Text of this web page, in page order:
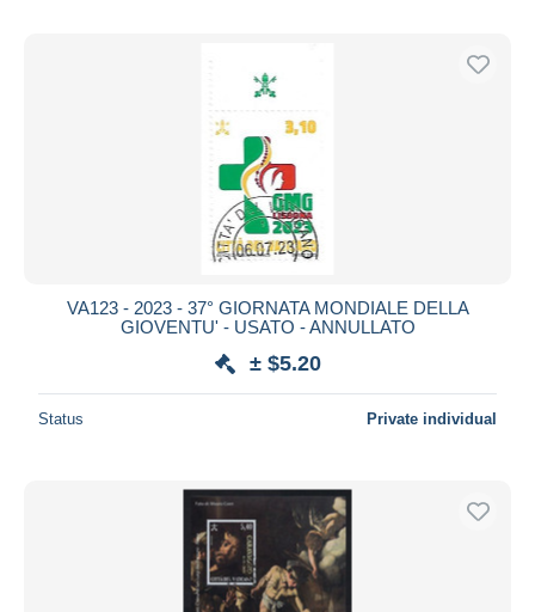
VA123 - 2023 - 37° GIORNATA MONDIALE DELLA
GIOVENTU' - USATO - ANNULLATO
± $5.20
Status Private individual